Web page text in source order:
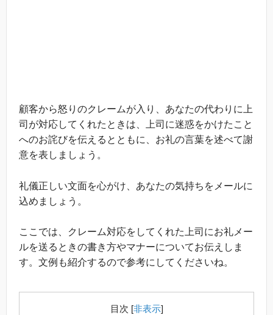
顧客から怒りのクレームが入り、あなたの代わりに上
司が対応してくれたときは、上司に迷惑をかけたこと
へのお詫びを伝えるとともに、お礼の言葉を述べて謝
意を表しましょう。
礼儀正しい文面を心がけ、あなたの気持ちをメールに
込めましょう。
ここでは、クレーム対応をしてくれた上司にお礼メー
ルを送るときの書き方やマナーについてお伝えしま
す。文例も紹介するので参考にしてくださいね。
目次 [非表示]